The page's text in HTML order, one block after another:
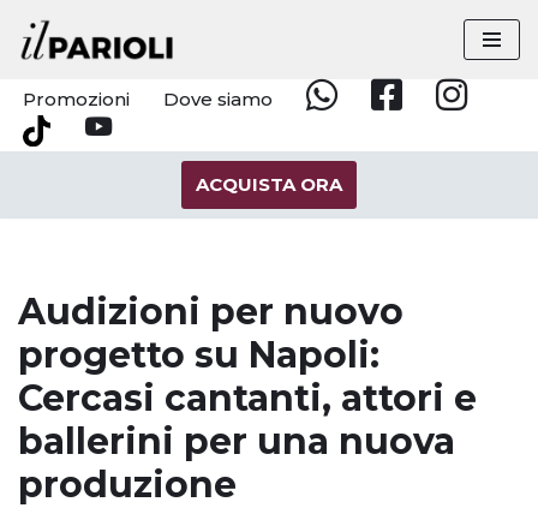
Vai
al
contenuto
Promozioni Dove siamo
WhatsappFacebookInstagram
Tik
YouTube
ACQUISTA ORA
Audizioni per nuovo
progetto su Napoli:
Cercasi cantanti, attori e
ballerini per una nuova
produzione